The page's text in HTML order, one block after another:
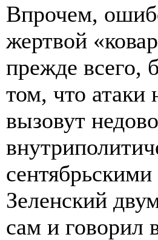
Впрочем,
жертвой
прежде всего,
том, что
вызовут
Зеленский
сам и говорил